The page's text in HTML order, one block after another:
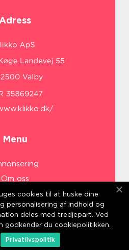
Menu
Om oss
Cookies
oss
Sitemap
cookies til at huske dine
personalisering af indhold og
deles med tredjepart. Ved
godkender du cookiepolitikken.
Privatlivspolitik